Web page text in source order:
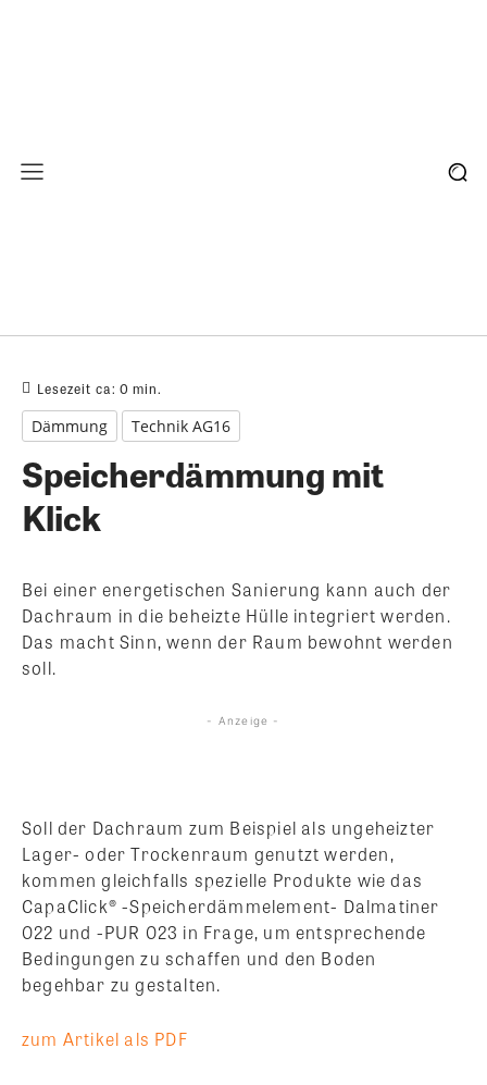
Lesezeit ca: 0 min.
Dämmung Technik AG16
Speicherdämmung mit
Klick
Bei einer energetischen Sanierung kann auch der
Dachraum in die beheizte Hülle integriert werden.
Das macht Sinn, wenn der Raum bewohnt werden
soll.
- Anzeige -
Soll der Dachraum zum Beispiel als ungeheizter
Lager- oder Trockenraum genutzt werden,
kommen gleichfalls spezielle Produkte wie das
CapaClick® -Speicherdämmelement- Dalmatiner
022 und -PUR 023 in Frage, um entsprechende
Bedingungen zu schaffen und den Boden
begehbar zu gestalten.
zum Artikel als PDF